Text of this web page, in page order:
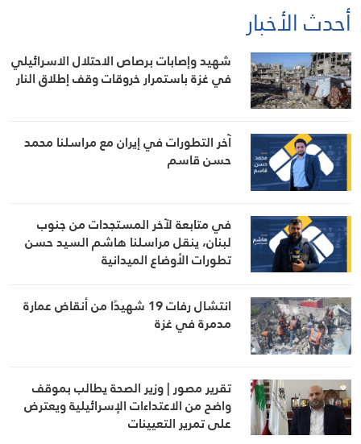
أحدث الأخبار
شهيد وإصابات برصاص الاحتلال الاسرائيلي
في غزة باستمرار خروقات وقف إطلاق النار
آخر التطورات في إيران مع مراسلنا محمد
حسن قاسم
في متابعة لآخر المستجدات من جنوب
لبنان، ينقل مراسلنا هاشم السيد حسن
تطورات الأوضاع الميدانية
انتشال رفات 19 شهيدًا من أنقاض عمارة
مدمرة في غزة
تقرير مصور | وزير الصحة يطالب بموقف
واضح من الاعتداءات الإسرائيلية ويعترض
على تمرير التعيينات